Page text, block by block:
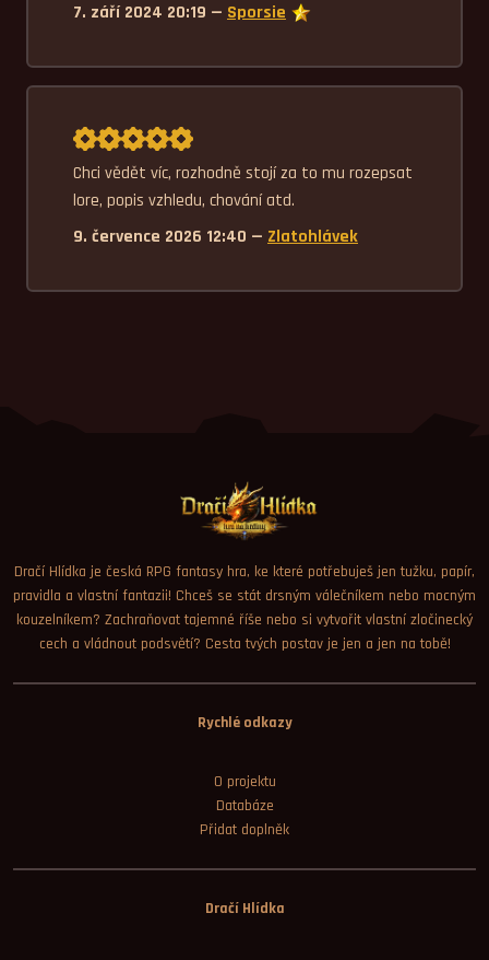
7. září 2024 20:19 — Sporsie
Průměrné hodnocení 5,0.
Chci vědět víc, rozhodně stojí za to mu rozepsat
lore, popis vzhledu, chování atd.
9. července 2026 12:40 — Zlatohlávek
Dračí Hlídka je česká RPG fantasy hra, ke které potřebuješ jen tužku, papír,
pravidla a vlastní fantazii! Chceš se stát drsným válečníkem nebo mocným
kouzelníkem? Zachraňovat tajemné říše nebo si vytvořit vlastní zločinecký
cech a vládnout podsvětí? Cesta tvých postav je jen a jen na tobě!
Rychlé odkazy
O projektu
Databáze
Přidat doplněk
Dračí Hlídka